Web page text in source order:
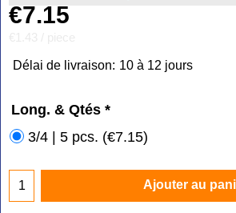
€7.15
Délai de livraison: 10 à 12 jours
Long. & Qtés *
3/4 | 5 pcs. (€7.15)
Ajouter au